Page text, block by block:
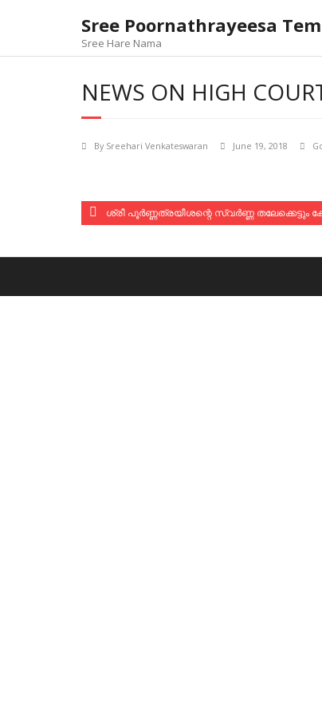
Sree Poornathrayeesa
Sree Hare Nama
NEWS ON HIGH
By Sreehari Venkateswaran June 19, 2018
ശ്രീ പൂർണ്ണത്രയീശന്റെ സ്വർണ്ണ